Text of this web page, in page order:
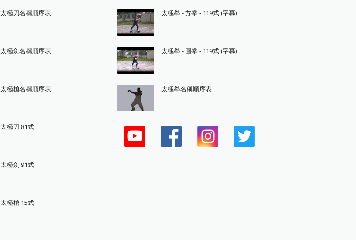
太極刀名稱順序表
太極劍名稱順序表
太極槍名稱順序表
太極刀 81式
太極劍 91式
太極槍 15式
太極拳 - 方拳 - 119式 (字幕)
太極拳 - 圓拳 - 119式 (字幕)
太極拳名稱順序表